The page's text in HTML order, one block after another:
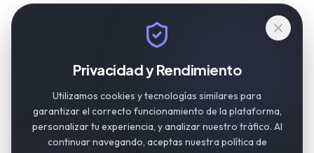
Privacidad y Rendimiento
Utilizamos cookies y tecnologías similares para
garantizar el correcto funcionamiento de la plataforma,
personalizar tu experiencia, y analizar nuestro tráfico. Al
continuar navegando, aceptas nuestra política de